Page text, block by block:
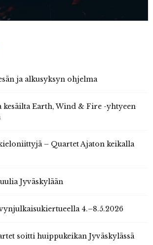
ja alkusyksyn ohjelma
kesäilta Earth, Wind & Fire -yhtyeen
– Quartet Ajaton keikalla
Jyväskylään
4.–8.5.2026
soitti huippukeikan Jyväskylässä